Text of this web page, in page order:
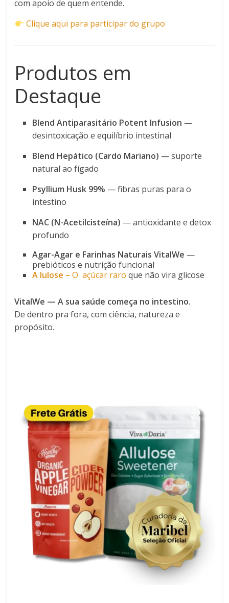
com apoio de quem entende.
Clique aqui para participar do grupo
Produtos em
Destaque
Blend Antiparasitário Potent Infusion —
desintoxicação e equilíbrio intestinal
Blend Hepático (Cardo Mariano) — suporte
natural ao fígado
Psyllium Husk 99% — fibras puras para o
intestino
NAC (N-Acetilcisteína) — antioxidante e detox
profundo
Agar-Agar e Farinhas Naturais VitalWe —
prebióticos e nutrição funcional
A lulose –Oaçúcar raro que não vira glicose
VitalWe — A sua saúde começa no intestino.
De dentro pra fora, com ciência, natureza e
propósito.